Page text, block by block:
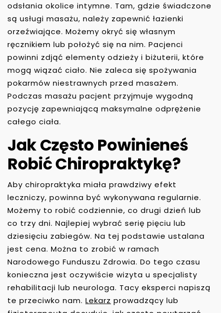
odsłania okolice intymne. Tam, gdzie świadczone
są usługi masażu, należy zapewnić łazienki
orzeźwiające. Możemy okryć się własnym
ręcznikiem lub położyć się na nim. Pacjenci
powinni zdjąć elementy odzieży i biżuterii, które
mogą wiązać ciało. Nie zaleca się spożywania
pokarmów niestrawnych przed masażem.
Podczas masażu pacjent przyjmuje wygodną
pozycję zapewniającą maksymalne odprężenie
całego ciała.
Jak Często Powinieneś
Robić Chiropraktykę?
Aby chiropraktyka miała prawdziwy efekt
leczniczy, powinna być wykonywana regularnie.
Możemy to robić codziennie, co drugi dzień lub
co trzy dni. Najlepiej wybrać serię pięciu lub
dziesięciu zabiegów. Na tej podstawie ustalana
jest cena. Można to zrobić w ramach
Narodowego Funduszu Zdrowia. Do tego czasu
konieczna jest oczywiście wizyta u specjalisty
rehabilitacji lub neurologa. Tacy eksperci napiszą
te przeciwko nam. Lekarz prowadzący lub